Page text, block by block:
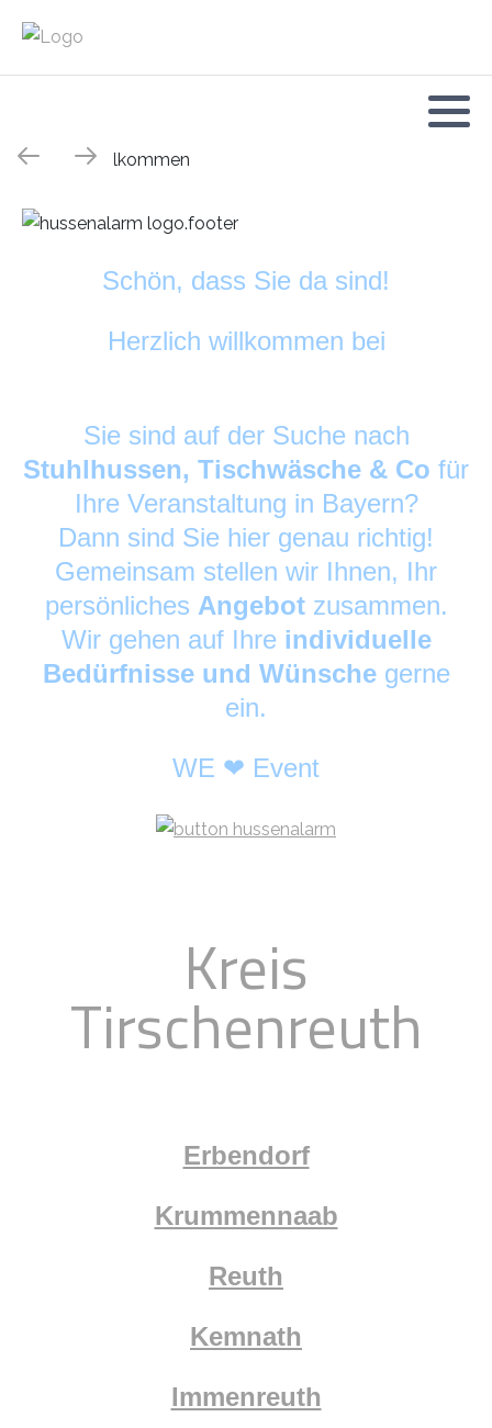
Schön, dass Sie da sind!
Herzlich willkommen bei
Sie sind auf der Suche nach
Stuhlhussen, Tischwäsche & Co für
Ihre Veranstaltung in Bayern?
Dann sind Sie hier genau richtig!
Gemeinsam stellen wir Ihnen, Ihr
persönliches Angebot zusammen.
Wir gehen auf Ihre individuelle
Bedürfnisse und Wünschegerne
ein.
WE ❤ Event
Kreis
Tirschenreuth
Erbendorf
Krummennaab
Reuth
Kemnath
Immenreuth